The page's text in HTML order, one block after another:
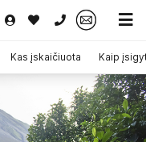
0 700 11007
Egzotinės
kelionės
Kruizai
Kas įskaičiuota Kaip